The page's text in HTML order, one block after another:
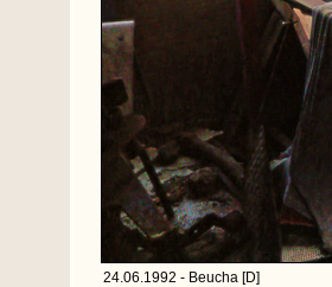
24.06.1992 - Beucha [D]